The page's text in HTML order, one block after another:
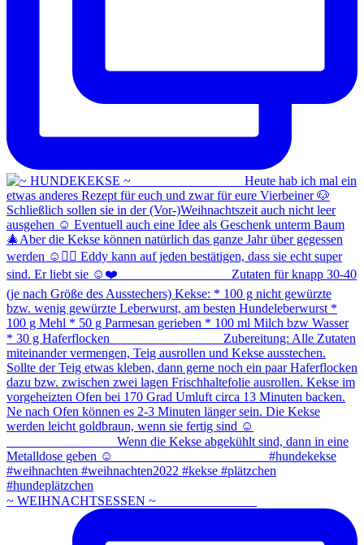
~ WEIHNACHTSESSEN ~ ⠀⠀⠀⠀⠀⠀⠀⠀⠀⠀